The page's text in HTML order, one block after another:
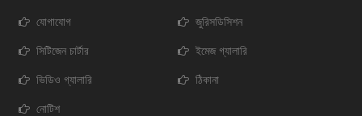
যোগাযোগ জুরিসডিসিশন
সিটিজেন চার্টার ইমেজ গ্যালারি
ভিডিও গ্যালারি ঠিকানা
নোটিশ